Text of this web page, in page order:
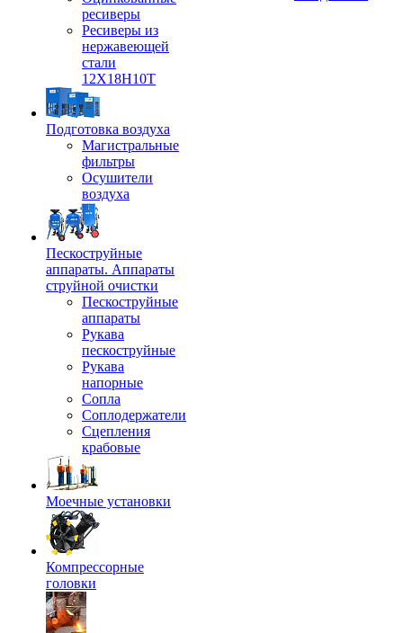
ресиверы
Ресиверы из
нержавеющей
стали
12Х18Н10Т
Подготовка воздуха
Магистральные
фильтры
Осушители
воздуха
Пескоструйные
аппараты. Аппараты
струйной очистки
Пескоструйные
аппараты
Рукава
пескоструйные
Рукава
напорные
Сопла
Соплодержатели
Сцепления
крабовые
Моечные установки
Компрессорные
головки